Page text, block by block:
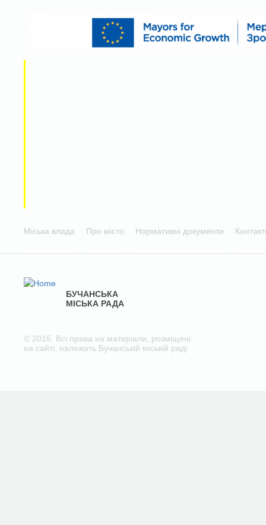
Міська влада Про місто Нормативні документи
БУЧАНСЬКА
МІСЬКА РАДА
© 2015. Всі права на матеріали, розміщені
на сайті, належать Бучанській міській раді